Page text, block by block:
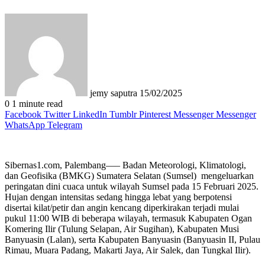
jemy saputra 15/02/2025
0 1 minute read
Facebook Twitter LinkedIn Tumblr Pinterest Messenger Messenger
WhatsApp Telegram
Sibernas1.com, Palembang—– Badan Meteorologi, Klimatologi,
dan Geofisika (BMKG) Sumatera Selatan (Sumsel) mengeluarkan
peringatan dini cuaca untuk wilayah Sumsel pada 15 Februari 2025.
Hujan dengan intensitas sedang hingga lebat yang berpotensi
disertai kilat/petir dan angin kencang diperkirakan terjadi mulai
pukul 11:00 WIB di beberapa wilayah, termasuk Kabupaten Ogan
Komering Ilir (Tulung Selapan, Air Sugihan), Kabupaten Musi
Banyuasin (Lalan), serta Kabupaten Banyuasin (Banyuasin II, Pulau
Rimau, Muara Padang, Makarti Jaya, Air Salek, dan Tungkal Ilir).